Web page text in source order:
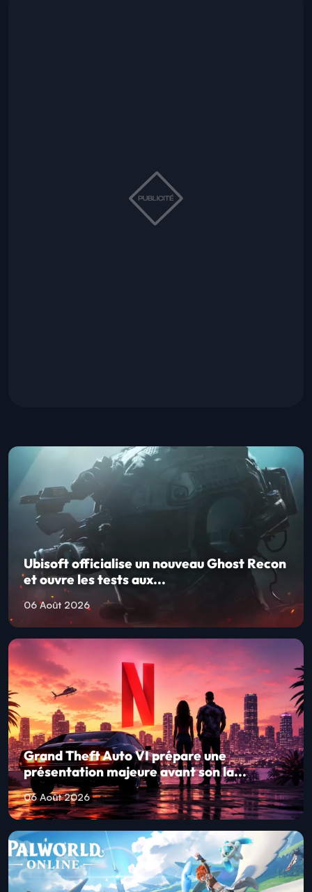
Ubisoft officialise un nouveau Ghost Recon
et ouvre les tests aux...
06 Août 2026
Grand Theft Auto VI prépare une
présentation majeure avant son la...
06 Août 2026